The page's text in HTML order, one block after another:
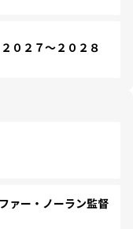
２７～２０２８
ァー・ノーラン監督